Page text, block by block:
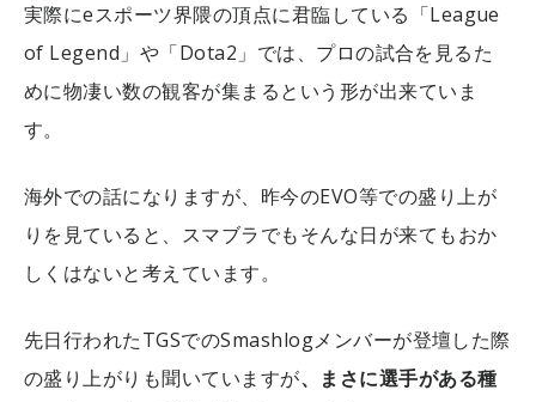
実際にeスポーツ界隈の頂点に君臨している「League
of Legend」や「Dota2」では、プロの試合を見るた
めに物凄い数の観客が集まるという形が出来ていま
す。
海外での話になりますが、昨今のEVO等での盛り上が
りを見ていると、スマブラでもそんな日が来てもおか
しくはないと考えています。
先日行われたTGSでのSmashlogメンバーが登壇した際
の盛り上がりも聞いていますが、まさに選手がある種